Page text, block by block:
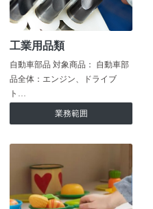
工業用品類
自動車部品 対象商品： 自動車部
品全体：エンジン、ドライブ
ト…
業務範囲